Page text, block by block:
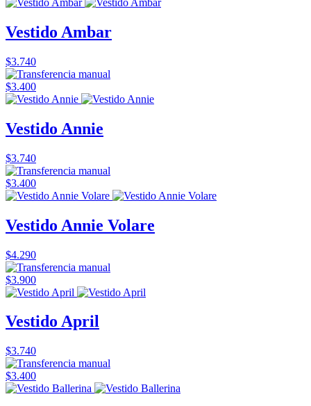
Vestido Ambar
$3.740
$3.400
Vestido Annie
$3.740
$3.400
Vestido Annie Volare
$4.290
$3.900
Vestido April
$3.740
$3.400